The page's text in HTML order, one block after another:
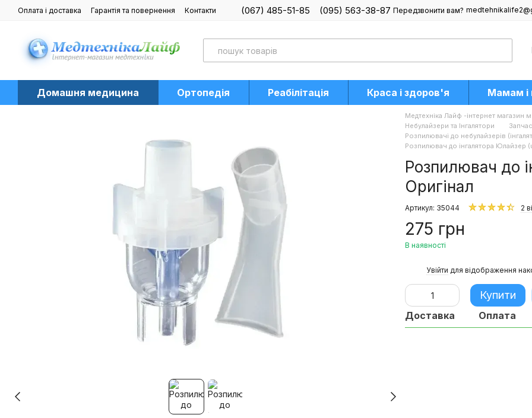
Перейти до основного контенту
Оплата і доставка Гарантія та повернення
Контакти
(067) 485-51-85 (095) 563-38-87 Передзвонити вам?
Домашня медицина Ортопедія Реабілітація Краса і здоров'я Мамам і
Медтехніка Лайф -інтернет магазин
Небулайзери та Інгалятори
Розпилювачі до небулайзерів
Розпилювач до інгалятора Юлайзер
Розпилювач до
Оригінал
Артикул: 35044 2
275 грн
В наявності
Увійти для відображення
Купити
Доставка Оплата